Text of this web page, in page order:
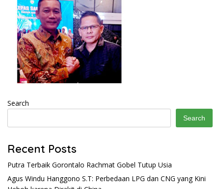
Search
Search
Recent Posts
Putra Terbaik Gorontalo Rachmat Gobel Tutup Usia
Agus Windu Hanggono S.T: Perbedaan LPG dan CNG yang Kini